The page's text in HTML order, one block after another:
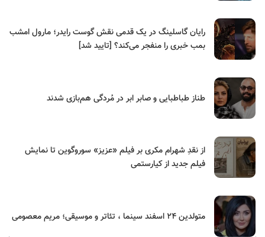
رایان گاسلینگ در یک قدمی نقش گوست رایدر؛ مارول امشب
بمب خبری را منفجر می‌کند؟ [تایید شد]
طناز طباطبایی و صابر ابر در مُردگی هم‌بازی شدند
از نقدِ شهرام مکری بر فیلم «عزیز» سوروگوین تا نمایش
فیلم جدید از کیارستمی
متولدین ۲۴ اسفند سینما ، تئاتر و موسیقی؛ مریم معصومی